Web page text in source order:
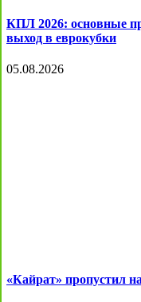
КПЛ 2026: основные
выход в еврокубки
05.08.2026
«Кайрат» пропустил